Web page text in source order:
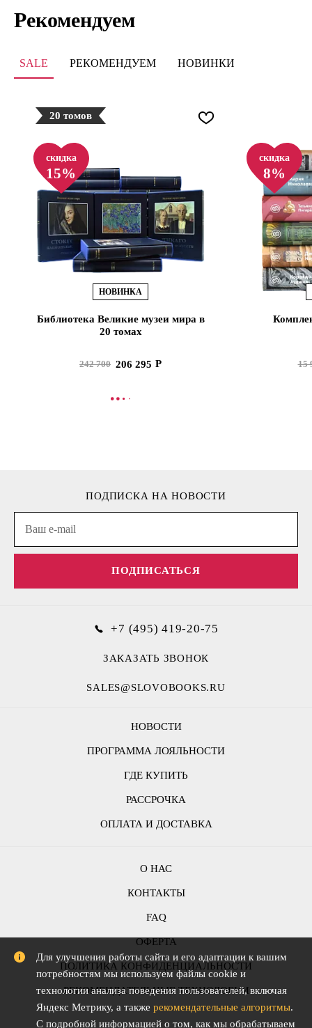
Рекомендуем
SALE РЕКОМЕНДУЕМ НОВИНКИ
20 томов
скидка
15%
НОВИНКА
Библиотека Великие музеи мира в
20 томах
242 700 206 295
В КОРЗИНУ
скидка
8%
15
НОВОСТИ
ПРОГРАММА ЛОЯЛЬНОСТИ
ГДЕ КУПИТЬ
РАССРОЧКА
ОПЛАТА И ДОСТАВКА
ПОДПИСКА НА НОВОСТИ
ПОДПИСАТЬСЯ
О НАС
КОНТАКТЫ
FAQ
ОФЕРТА
ПОЛИТИКА КОНФИДЕНЦИАЛЬНОСТИ
РЕКОМЕНДАТЕЛЬНЫЕ ТЕХНОЛОГИИ
+7 (495) 419-20-75
ЗАКАЗАТЬ ЗВОНОК
SALES@SLOVOBOOKS.RU
Для улучшения работы сайта и его адаптации к вашим
потребностям мы используем файлы cookie и
технологии анализа поведения пользователей, включая
Яндекс Метрику, а также рекомендательные алгоритмы.
С подробной информацией о том, как мы обрабатываем